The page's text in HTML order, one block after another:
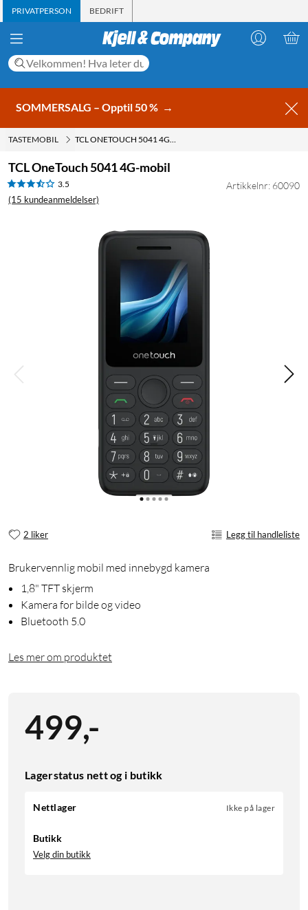
PRIVATPERSON BEDRIFT
SOMMERSALG – Opptil 50 % →
TASTEMOBIL TCL ONETOUCH 5041 4G-MOBIL
TCL OneTouch 5041 4G-mobil
3.5
(15 kundeanmeldelser)
Artikkelnr: 60090
2 liker Legg til handleliste
Brukervennlig mobil med innebygd kamera
1,8" TFT skjerm
Kamera for bilde og video
Bluetooth 5.0
Les mer om produktet
499,-
Lagerstatus nett og i butikk
Nettlager Ikke på lager
Butikk
Velg din butikk